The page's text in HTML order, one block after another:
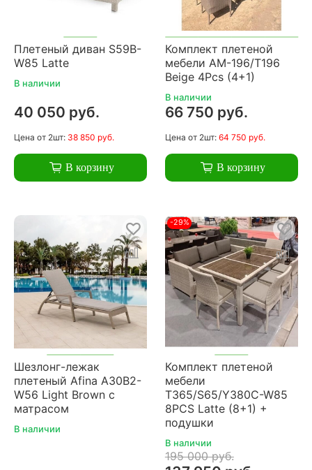
Плетеный диван S59B-
W85 Latte
В наличии
40 050 руб.
Цена от 2шт: 38 850 руб.
В корзину
Комплект плетеной
мебели AM-196/T196
Beige 4Pcs (4+1)
В наличии
66 750 руб.
Цена от 2шт: 64 750 руб.
В корзину
Шезлонг-лежак
плетеный Afina A30B2-
W56 Light Brown с
матрасом
В наличии
-29%
Комплект плетеной
мебели
T365/S65/Y380C-W85
8PCS Latte (8+1) +
подушки
В наличии
195 000 руб.